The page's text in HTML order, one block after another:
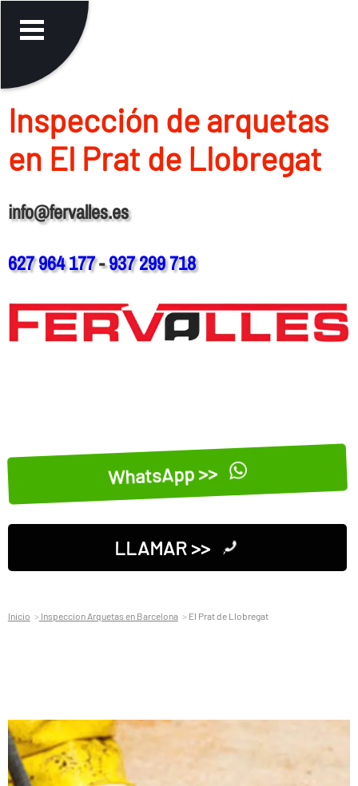
Inspección de arquetas
en El Prat de Llobregat
info@fervalles.es
627 964 177-937 299 718
WhatsApp >>
LLAMAR >>
Inicio Inspeccion Arquetas en Barcelona El Prat de Llobregat